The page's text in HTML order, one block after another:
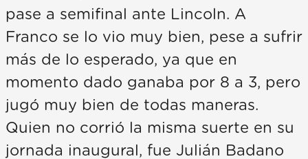
pase a semifinal ante Lincoln. A
Franco se lo vio muy bien, pese a sufrir
más de lo esperado, ya que en
momento dado ganaba por 8 a 3, pero
jugó muy bien de todas maneras.
Quien no corrió la misma suerte en su
jornada inaugural, fue Julián Badano